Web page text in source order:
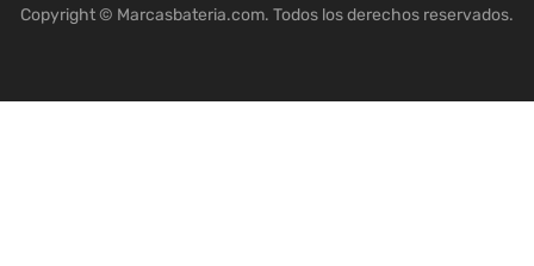
Copyright © Marcasbateria.com. Todos los derechos reservados.